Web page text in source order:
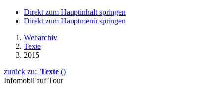
Direkt zum Hauptinhalt springen
Direkt zum Hauptmenü springen
Webarchiv
Texte
2015
zurück zu: Texte ()
Infomobil auf Tour